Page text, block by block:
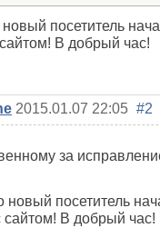
новый посетитель
В добрый час!
2015.01.07 22:05 #2
за
новый посетитель
сайтом! В добрый час!